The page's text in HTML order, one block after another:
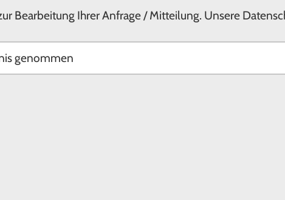
Bearbeitung Ihrer Anfrage / Mitteilung. Unsere
genommen